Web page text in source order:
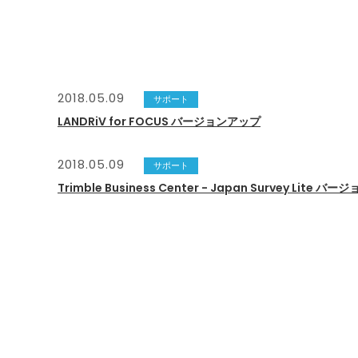
2018.05.09 サポート
LANDRiV for FOCUS バージョンアップ
2018.05.09 サポート
Trimble Business Center - Japan Survey Lite バージ